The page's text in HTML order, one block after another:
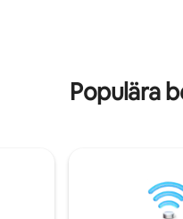
eller denPopulära